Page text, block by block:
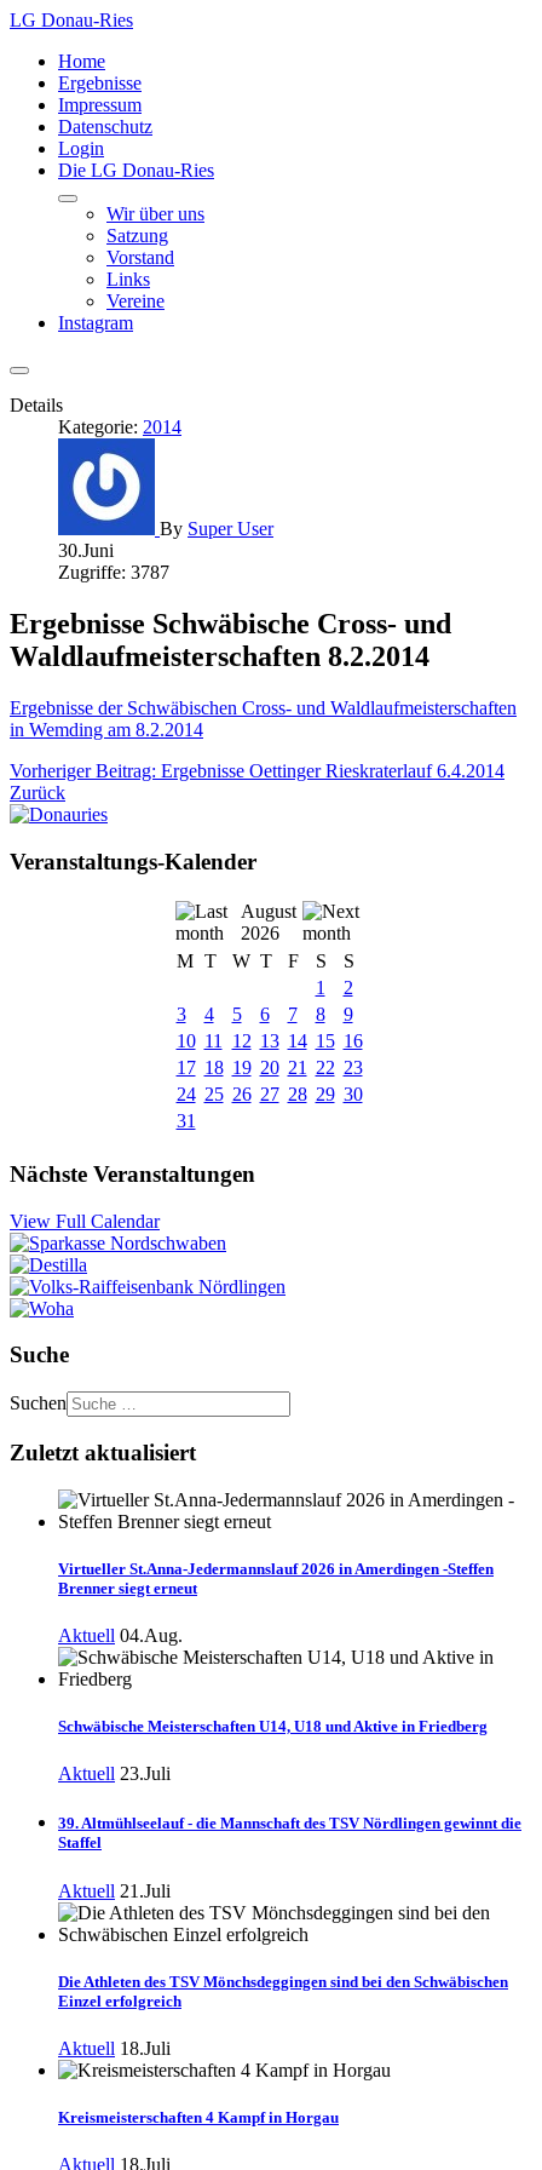
LG Donau-Ries
Home
Ergebnisse
Impressum
Datenschutz
Login
Die LG Donau-Ries
Wir über uns
Satzung
Vorstand
Links
Vereine
Instagram
Details
Kategorie: 2014
By Super User
30.Juni
Zugriffe: 3787
Ergebnisse Schwäbische Cross- und
Waldlaufmeisterschaften 8.2.2014
Ergebnisse der Schwäbischen Cross- und Waldlaufmeisterschaften
in Wemding am 8.2.2014
Vorheriger Beitrag: Ergebnisse Oettinger Rieskraterlauf 6.4.2014
Zurück
Veranstaltungs-Kalender
August
2026
M T W T F S
S
1
2
3
4 5 6 7 8
9
10 11 12 13 14 15 16
17 18 19 20 21 22 23
24 25 26 27 28 29 30
31
Nächste Veranstaltungen
View Full Calendar
Suche
Suchen
Zuletzt aktualisiert
Virtueller St.Anna-Jedermannslauf 2026 in Amerdingen -Steffen
Brenner siegt erneut
Aktuell 04.Aug.
Schwäbische Meisterschaften U14, U18 und Aktive in Friedberg
Aktuell 23.Juli
39. Altmühlseelauf - die Mannschaft des TSV Nördlingen gewinnt die
Staffel
Aktuell 21.Juli
Die Athleten des TSV Mönchsdeggingen sind bei den Schwäbischen
Einzel erfolgreich
Aktuell 18.Juli
Kreismeisterschaften 4 Kampf in Horgau
Aktuell 18.Juli